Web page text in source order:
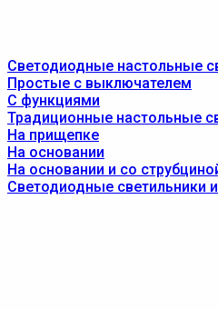
Светодиодные настольные
Простые с выключателем
С функциями
Традиционные настольные
На прищепке
На основании
На основании и со
Светодиодные светильники